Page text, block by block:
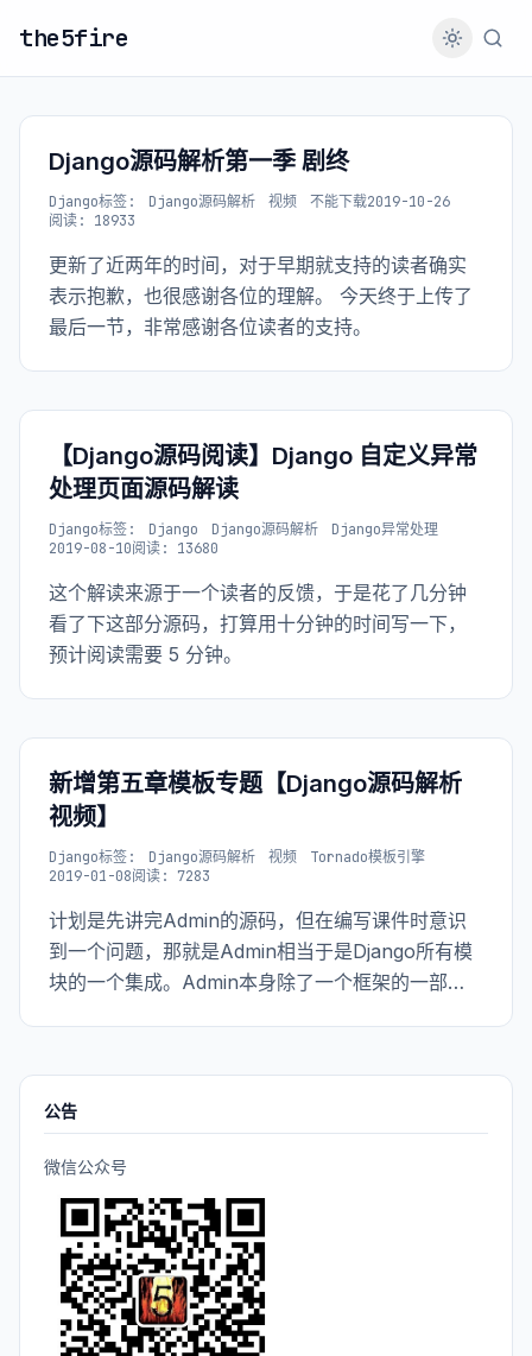
the5fire
Django源码解析第一季 剧终
Django标签: Django源码解析 视频 不能下载2019-10-26
阅读: 18933
更新了近两年的时间，对于早期就支持的读者确实
表示抱歉，也很感谢各位的理解。 今天终于上传了
最后一节，非常感谢各位读者的支持。
【Django源码阅读】Django 自定义异常
处理页面源码解读
Django标签: Django Django源码解析
Django异常处理
2019-08-10阅读: 13680
这个解读来源于一个读者的反馈，于是花了几分钟
看了下这部分源码，打算用十分钟的时间写一下，
预计阅读需要 5 分钟。
新增第五章模板专题【Django源码解析
视频】
Django标签: Django源码解析 视频
Tornado模板引擎
2019-01-08阅读: 7283
计划是先讲完Admin的源码，但在编写课件时意识
到一个问题，那就是Admin相当于是Django所有模
块的一个集成。Admin本身除了一个框架的一部
公告
微信公众号